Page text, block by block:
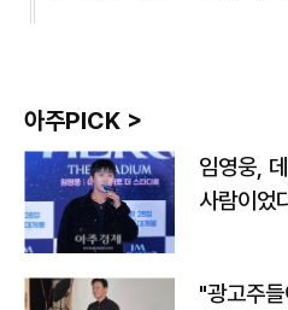
아주PICK >
임영웅,
사람이었
"광고주